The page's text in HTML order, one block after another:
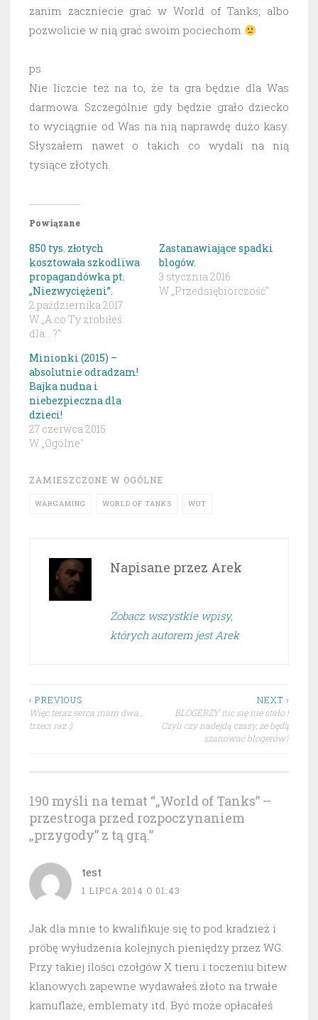
zanim zaczniecie grać w World of Tanks, albo
pozwolicie w nią grać swoim pociechom
ps
Nie liczcie też na to, że ta gra będzie dla Was
darmowa. Szczególnie gdy będzie grało dziecko
to wyciągnie od Was na nią naprawdę dużo kasy.
Słyszałem nawet o takich co wydali na nią
tysiące złotych.
Powiązane
850 tys. złotych
kosztowała szkodliwa
propagandówka pt.
„Niezwyciężeni”.
2 października 2017
W „A co Ty zrobiłeś
dla... ?"
Zastanawiające spadki
blogów.
3 stycznia 2016
W „Przedsiębiorczość"
Minionki (2015) –
absolutnie odradzam!
Bajka nudna i
niebezpieczna dla
dzieci!
27 czerwca 2015
W „Ogólne"
ZAMIESZCZONE W OGÓLNE
WARGAMING WORLD OF TANKS WOT
Napisane przez Arek
Zobacz wszystkie wpisy,
których autorem jest Arek
Nawigacja
wpisu
‹ PREVIOUS
Więc teraz serca mam dwa…
trzeci raz :)
NEXT ›
BLOGERZY nic się nie stało !
Czyli czy nadejdą czasy, że będą
szanować blogerów?
190 myśli na temat “„World of Tanks” –
przestroga przed rozpoczynaniem
„przygody” z tą grą.”
test
1 LIPCA 2014 O 01:43
Jak dla mnie to kwalifikuje się to pod kradzież i
próbę wyłudzenia kolejnych pieniędzy przez WG.
Przy takiej ilości czołgów X tieru i toczeniu bitew
klanowych zapewne wydawałeś złoto na trwałe
kamuflaże, emblematy itd. Być może opłacałeś